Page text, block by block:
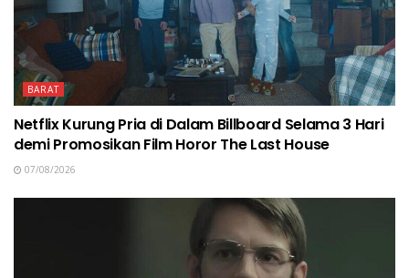
BARAT
Netflix Kurung Pria di Dalam Billboard Selama 3 Hari
demi Promosikan Film Horor The Last House
07/08/2026